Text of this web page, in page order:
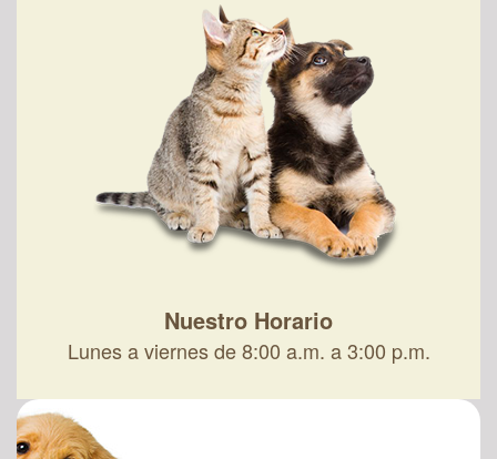
Nuestro Horario
Lunes a viernes de 8:00 a.m. a 3:00 p.m.